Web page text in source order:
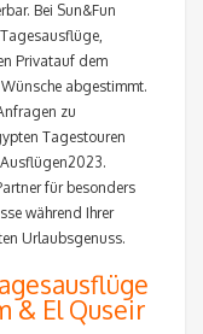
Bei Sun&Fun
Privatauf dem
abgestimmt.
zu
Tagestouren
für besonders
während Ihrer
Urlaubsgenuss.
& El Quseir